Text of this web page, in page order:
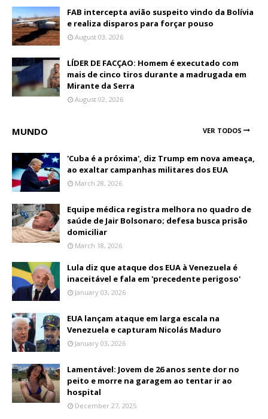
FAB intercepta avião suspeito vindo da Bolívia
e realiza disparos para forçar pouso
August 03, 2026
LÍDER DE FACÇAO: Homem é executado com
mais de cinco tiros durante a madrugada em
Mirante da Serra
August 02, 2026
MUNDO VER TODOS
'Cuba é a próxima', diz Trump em nova ameaça,
ao exaltar campanhas militares dos EUA
March 28, 2026
Equipe médica registra melhora no quadro de
saúde de Jair Bolsonaro; defesa busca prisão
domiciliar
March 18, 2026
Lula diz que ataque dos EUA à Venezuela é
inaceitável e fala em 'precedente perigoso'
January 03, 2026
EUA lançam ataque em larga escala na
Venezuela e capturam Nicolás Maduro
January 03, 2026
Lamentável: Jovem de 26 anos sente dor no
peito e morre na garagem ao tentar ir ao
hospital
December 27, 2025